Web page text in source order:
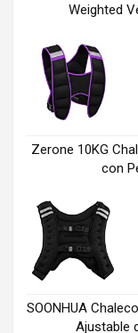
Weighted
Zerone 10KG
con
SOONHUA
Ajustable